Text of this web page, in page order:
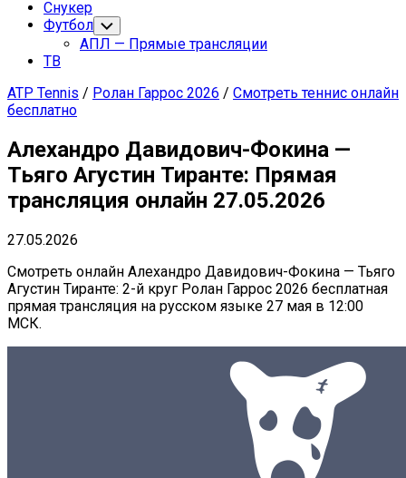
Снукер
Футбол Переключатель
дочернего
меню
АПЛ — Прямые трансляции
ТВ
ATP Tennis / Ролан Гаррос 2026 / Смотреть теннис онлайн
бесплатно
Алехандро Давидович-Фокина —
Тьяго Агустин Тиранте: Прямая
трансляция онлайн 27.05.2026
27.05.2026
Смотреть онлайн Алехандро Давидович-Фокина — Тьяго
Агустин Тиранте: 2-й круг Ролан Гаррос 2026 бесплатная
прямая трансляция на русском языке 27 мая в 12:00
МСК.